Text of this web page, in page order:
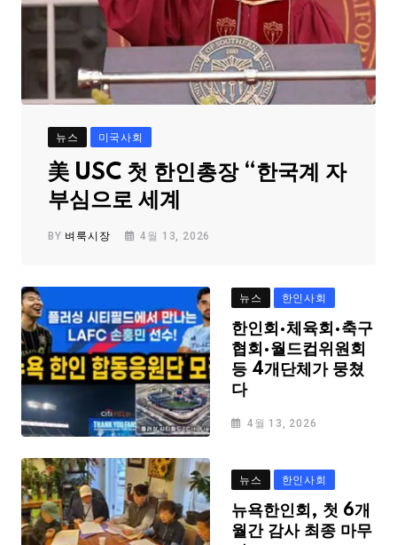
뉴스 미국사회
美 USC 첫 한인총장 “한국계 자
부심으로 세계
BY 벼룩시장 4월 13, 2026
뉴스 한인사회
한인회·체육회·축구
협회·월드컵위원회
등 4개단체가 뭉쳤
다
4월 13, 2026
뉴스 한인사회
뉴욕한인회, 첫 6개
월간 감사 최종 마무